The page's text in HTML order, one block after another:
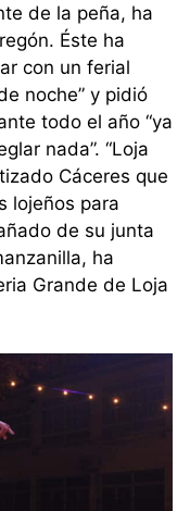
de la peña, ha
Éste ha
con un ferial
noche” y pidió
todo el año “ya
nada”. “Loja
Cáceres que
lojeños para
de su junta
ha
Grande de Loja